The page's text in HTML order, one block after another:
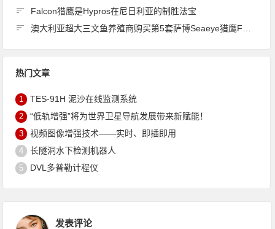
Falcon猎鹰是Hypros在尼日利亚的制胜法宝
澳大利亚超大三文鱼养殖商购买第5套萨博Seaeye猎鹰Falcon
热门文章
1 TES-91H 泥沙在线监测系统
2 “低轨增强”将为世界卫星导航发展带来新赋能！
3 视频图像增强技术——实时、即插即用
4 长隧洞水下检测机器人
5 DVL多普勒计程仪
发表评论